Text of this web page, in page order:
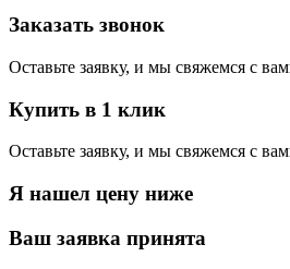
Заказать звонок
Оставьте заявку, и мы свяжемся с
Купить в 1 клик
Оставьте заявку, и мы свяжемся с
Я нашел цену ниже
Ваш заявка принята